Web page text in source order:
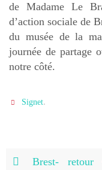
de Madame Le
d’action sociale de
du musée de la
journée de partage
notre côté.
Signet.
Brest- retour